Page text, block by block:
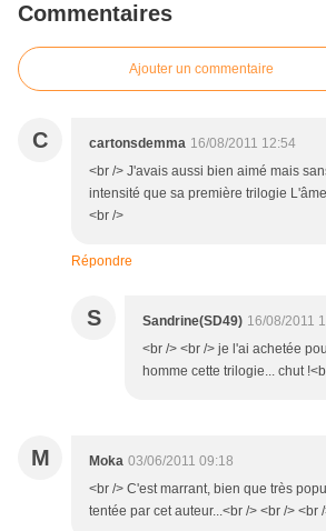
Commentaires
Ajouter un commentaire
C cartonsdemma 16/08/2011 12:54
<br /> J'avais aussi bien aimé mais
intensité que sa première trilogie
<br />
Répondre
S Sandrine(SD49) 16/08/2011
<br /> <br /> je l'ai achetée
homme cette trilogie... chut
M Moka 03/06/2011 09:18
<br /> C'est marrant, bien que très
tentée par cet auteur...<br /> <br /> <br